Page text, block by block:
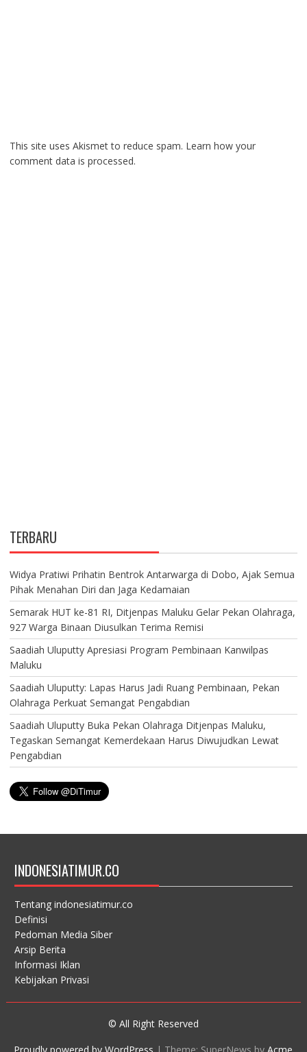
This site uses Akismet to reduce spam. Learn how your
comment data is processed.
TERBARU
Widya Pratiwi Prihatin Bentrok Antarwarga di Dobo, Ajak Semua
Pihak Menahan Diri dan Jaga Kedamaian
Semarak HUT ke-81 RI, Ditjenpas Maluku Gelar Pekan Olahraga,
927 Warga Binaan Diusulkan Terima Remisi
Saadiah Uluputty Apresiasi Program Pembinaan Kanwilpas
Maluku
Saadiah Uluputty: Lapas Harus Jadi Ruang Pembinaan, Pekan
Olahraga Perkuat Semangat Pengabdian
Saadiah Uluputty Buka Pekan Olahraga Ditjenpas Maluku,
Tegaskan Semangat Kemerdekaan Harus Diwujudkan Lewat
Pengabdian
INDONESIATIMUR.CO
Tentang indonesiatimur.co
Definisi
Pedoman Media Siber
Arsip Berita
Informasi Iklan
Kebijakan Privasi
© All Right Reserved